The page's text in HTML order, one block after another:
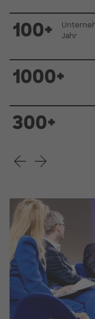
100+
Jahr
1000+
300+
Voriges Slide
Nächstes